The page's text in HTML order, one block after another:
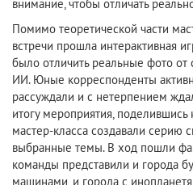
внимание, чтобы отличать
Помимо теоретической части
встречи прошла интерактивная
было отличить реальные фото от
ИИ. Юные корреспонденты
рассуждали и с нетерпением
итогу мероприятия, поделившись
мастер-класса создавали серию
выбранные темы. В ход пошли
команды представили и города
машинами, и города с